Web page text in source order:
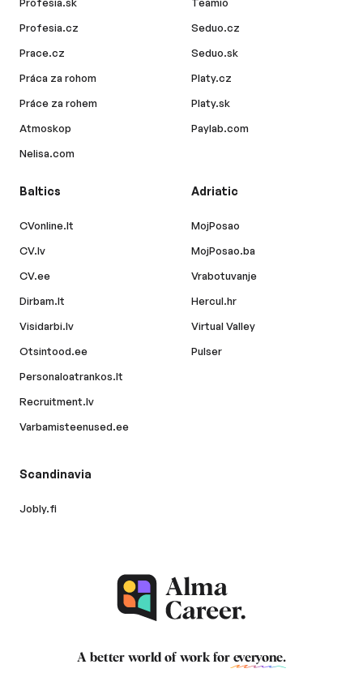
Profesia.sk
Profesia.cz
Prace.cz
Práca za rohom
Práce za rohem
Atmoskop
Nelisa.com
Teamio
Seduo.cz
Seduo.sk
Platy.cz
Platy.sk
Paylab.com
Baltics
CVonline.lt
CV.lv
CV.ee
Dirbam.lt
Visidarbi.lv
Otsintood.ee
Personaloatrankos.lt
Recruitment.lv
Varbamisteenused.ee
Adriatic
MojPosao
MojPosao.ba
Vrabotuvanje
Hercul.hr
Virtual Valley
Pulser
Scandinavia
Jobly.fi
A better world of work for everyone.